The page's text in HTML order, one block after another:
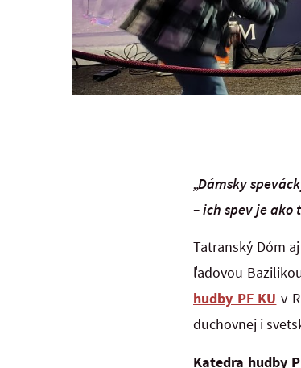
„Dámsky
– ich spev je
Tatranský Dóm
ľadovou
hudby PF KU v
duchovnej i
Katedra hudby